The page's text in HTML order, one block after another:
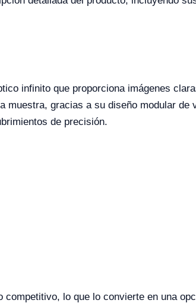
infinito que proporciona imágenes
gracias a su diseño modular de
de precisión.
lo que lo convierte en una